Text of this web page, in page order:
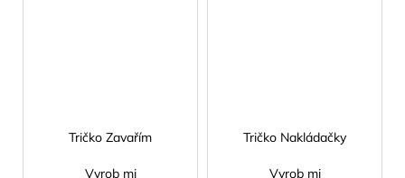
Tričko Zavařím
Vyrob mi
Tričko Nakládačky
Vyrob mi